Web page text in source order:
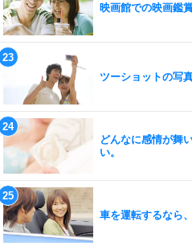
映画館での映画鑑
ツーショットの写
どんなに感情が舞
い。
車を運転するなら